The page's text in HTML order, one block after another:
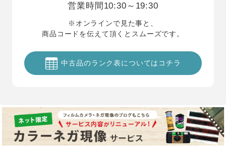
営業時間 10:30～19:30
※オンラインで見た事と、
商品コードを伝えて頂くとスムーズです。
中古品のランク表についてはコチラ